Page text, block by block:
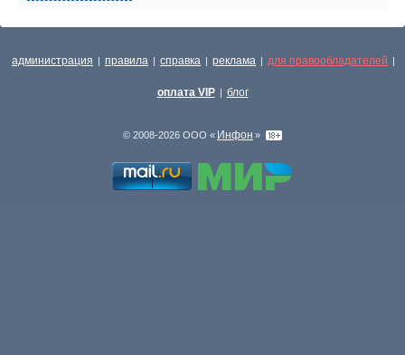
администрация | правила | справка | реклама | для правообладателей |
оплата VIP | блог
© 2008-2026 ООО « Инфон »